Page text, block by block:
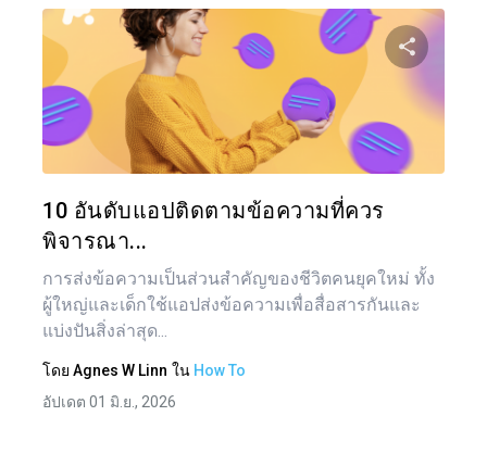
แบ่งปั
10 อันดับแอปติดตามข้อความที่ควร
พิจารณา...
การส่งข้อความเป็นส่วนสำคัญของชีวิตคนยุคใหม่ ทั้ง
ผู้ใหญ่และเด็กใช้แอปส่งข้อความเพื่อสื่อสารกันและ
แบ่งปันสิ่งล่าสุด...
โดย Agnes W Linn ใน How To
อัปเดต 01 มิ.ย., 2026
แน